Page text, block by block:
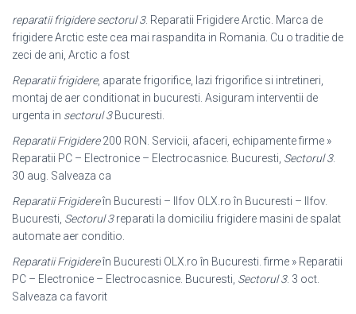
reparatii frigidere sectorul 3. Reparatii Frigidere Arctic. Marca de
frigidere Arctic este cea mai raspandita in Romania. Cu o traditie de
zeci de ani, Arctic a fost
Reparatii frigidere, aparate frigorifice, lazi frigorifice si intretineri,
montaj de aer conditionat in bucuresti. Asiguram interventii de
urgenta in sectorul 3Bucuresti.
Reparatii Frigidere200 RON. Servicii, afaceri, echipamente firme »
Reparatii PC – Electronice – Electrocasnice. Bucuresti, Sectorul 3.
30 aug. Salveaza ca
Reparatii Frigidereîn Bucuresti – Ilfov OLX.ro în Bucuresti – Ilfov.
Bucuresti, Sectorul 3reparati la domiciliu frigidere masini de spalat
automate aer conditio
Reparatii Frigidereîn Bucuresti OLX.ro în Bucuresti. firme » Reparatii
PC – Electronice – Electrocasnice. Bucuresti, Sectorul 3. 3 oct.
Salveaza ca favorit